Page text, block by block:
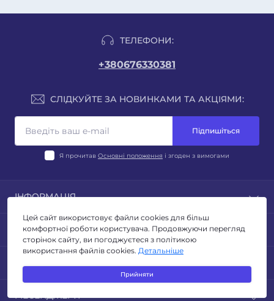
ТЕЛЕФОНИ:
+380676330381
СЛІДКУЙТЕ ЗА НОВИНКАМИ ТА АКЦІЯМИ:
Підпишіться
Я прочитав Основні положення і згоден з вимогами
ІНФОРМАЦІЯ
Блог
Відгуки
Умови повернення
Політика конфиденційності
Публічна оферта
ПОПУЛЯРНЕ
ЛІХТАРІ
ТУРИЗМ ТА КЕМПІНГ
ОСВІТЛЕННЯ
ЕЛЕКТРОТОВАРИ
Адреса для листів: м. Київ, бульвар Миколи Руденка
14з
МЕСЕНДЖЕРИ
Цей сайт використовує файли cookies для більш
комфортної роботи користувача. Продовжуючи перегляд
сторінок сайту, ви погоджуєтеся з політикою
використання файлів cookies. Детальніше
Прийняти